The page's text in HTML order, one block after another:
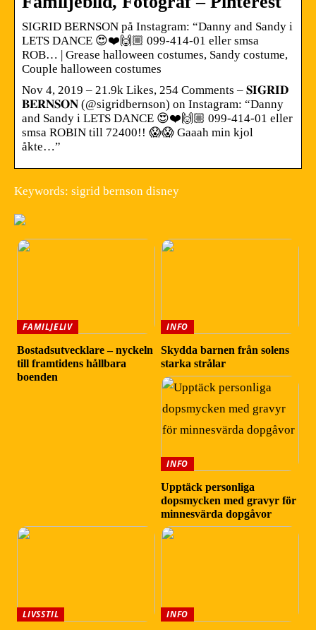
SIGRID BERNSON på Instagram: “Danny and Sandy i
LETS DANCE 😍❤️🙌🏼 099-414-01 eller smsa
ROB… | Grease halloween costumes, Sandy costume,
Couple halloween costumes
Nov 4, 2019 – 21.9k Likes, 254 Comments – 𝐒𝐈𝐆𝐑𝐈𝐃
𝐁𝐄𝐑𝐍𝐒𝐎𝐍 (@sigridbernson) on Instagram: “Danny
and Sandy i LETS DANCE 😍❤️🙌🏼 099-414-01 eller
smsa ROBIN till 72400!! 😱😱 Gaaah min kjol
åkte…”
Keywords: sigrid bernson disney
FAMILJELIV
Bostadsutvecklare – nyckeln
till framtidens hållbara
boenden
INFO
Skydda barnen från solens
starka strålar
INFO
Upptäck personliga
dopsmycken med gravyr för
minnesvärda dopgåvor
LIVSSTIL
INFO